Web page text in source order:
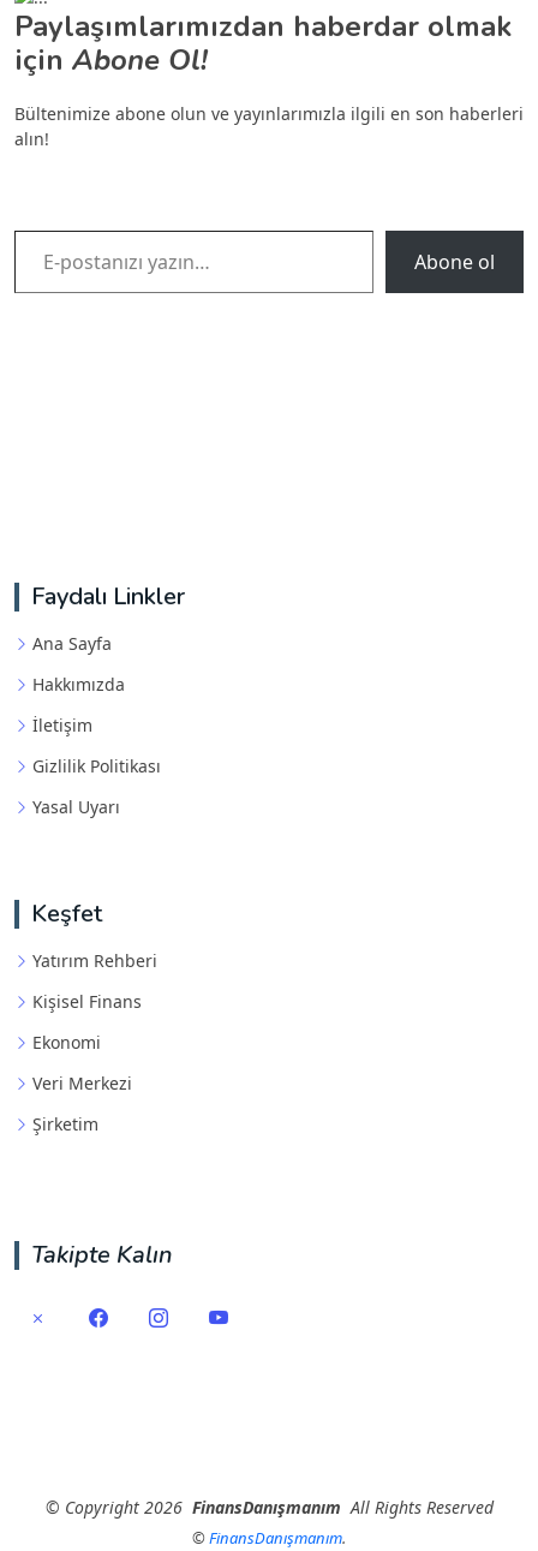
Paylaşımlarımızdan haberdar olmak
için Abone Ol!
Bültenimize abone olun ve yayınlarımızla ilgili en son haberleri
alın!
E-postanızı yazın…
Abone ol
Faydalı Linkler
Ana Sayfa
Hakkımızda
İletişim
Gizlilik Politikası
Yasal Uyarı
Keşfet
Yatırım Rehberi
Kişisel Finans
Ekonomi
Veri Merkezi
Şirketim
Takipte Kalın
© Copyright2026 FinansDanışmanım All Rights Reserved
©FinansDanışmanım.